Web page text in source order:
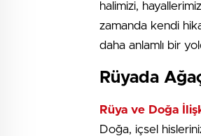
halimizi,
zamanda kendi
daha anlamlı bir
Rüyada
Rüya ve Doğa
Doğa, içsel